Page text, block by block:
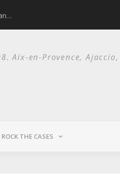
Aix-en-Provence,
ROCK THE CASES